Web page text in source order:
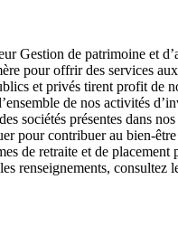
Gestion de patrimoine et
pour offrir des services
et privés tirent profit de
de nos activités
sociétés présentes dans
pour contribuer au bien-
de retraite et de
renseignements, consultez